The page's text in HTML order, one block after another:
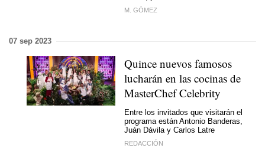
M. GÓMEZ
07 sep 2023
Quince nuevos famosos
lucharán en las cocinas de
MasterChef Celebrity
Entre los invitados que visitarán el
programa están Antonio Banderas,
Juán Dávila y Carlos Latre
REDACCIÓN